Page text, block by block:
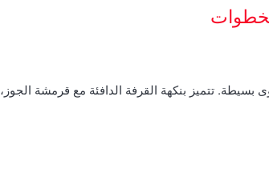
بسيطة. تتميز بنكهة القرفة الدافئة مع قرمشة